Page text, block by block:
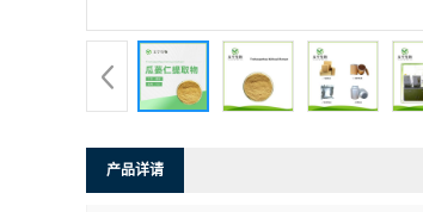
产品详请